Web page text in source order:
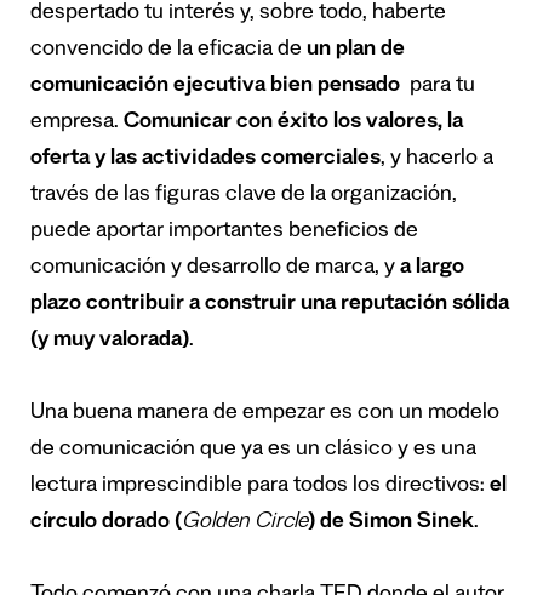
despertado tu interés y, sobre todo, haberte
convencido de la eficacia de un plan de
comunicación ejecutiva bien pensado para tu
empresa. Comunicar con éxito los valores, la
oferta y las actividades comerciales, y hacerlo a
través de las figuras clave de la organización,
puede aportar importantes beneficios de
comunicación y desarrollo de marca, y a largo
plazo contribuir a construir una reputación sólida
(y muy valorada).
Una buena manera de empezar es con un modelo
de comunicación que ya es un clásico y es una
lectura imprescindible para todos los directivos: el
círculo dorado (Golden Circle) de Simon Sinek.